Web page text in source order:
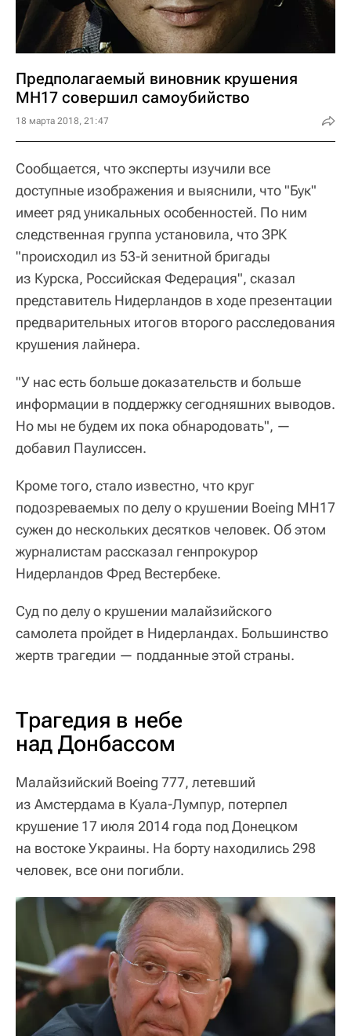
Предполагаемый виновник крушения
MH17 совершил самоубийство
18 марта 2018, 21:47
Сообщается, что эксперты изучили все
доступные изображения и выяснили, что "Бук"
имеет ряд уникальных особенностей. По ним
следственная группа установила, что ЗРК
"происходил из 53-й зенитной бригады
из Курска, Российская Федерация", сказал
представитель Нидерландов в ходе презентации
предварительных итогов второго расследования
крушения лайнера.
"У нас есть больше доказательств и больше
информации в поддержку сегодняшних выводов.
Но мы не будем их пока обнародовать", —
добавил Паулиссен.
Кроме того, стало известно, что круг
подозреваемых по делу о крушении Boeing МH17
сужен до нескольких десятков человек. Об этом
журналистам рассказал генпрокурор
Нидерландов Фред Вестербеке.
Суд по делу о крушении малайзийского
самолета пройдет в Нидерландах. Большинство
жертв трагедии — подданные этой страны.
Трагедия в небе
над Донбассом
Малайзийский Boeing 777, летевший
из Амстердама в Куала-Лумпур, потерпел
крушение 17 июля 2014 года под Донецком
на востоке Украины. На борту находились 298
человек, все они погибли.